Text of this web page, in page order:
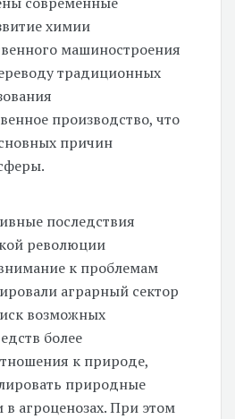
химии
машиностроения
традиционных
производство, что
причин
последствия
революции
к проблемам
аграрный сектор
возможных
более
к природе,
природные
в агроценозах. При этом